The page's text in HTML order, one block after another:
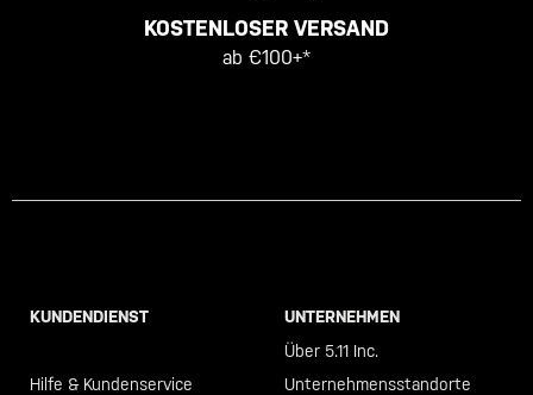
KOSTENLOSER VERSAND
ab €100+*
KUNDENDIENST
Hilfe & Kundenservice
UNTERNEHMEN
Über 5.11 Inc.
Unternehmensstandorte